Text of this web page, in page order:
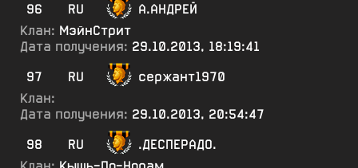
96
RU
А.АНДРЕЙ
Клан: МэйнСтрит
Дата получения: 29.10.2013, 18:19:41
97
RU
сержант1970
Клан:
Дата получения: 29.10.2013, 20:54:47
98
RU
.ДЕСПЕРАДО.